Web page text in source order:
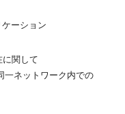
ーション
関して
一ネットワーク内での